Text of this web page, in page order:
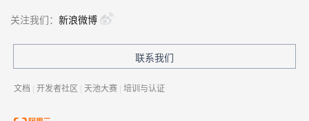
关注我们： 新浪微博
联系我们
文档 | 开发者社区 | 天池大赛 | 培训与认证